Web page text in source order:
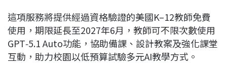
這項服務將提供經過資格驗證的美國K–12教師免費
使用，期限延長至2027年6月，教師可不限次數使用
GPT‑5.1 Auto功能，協助備課、設計教案及強化課堂
互動，助力校園以低預算試驗多元AI教學方式。